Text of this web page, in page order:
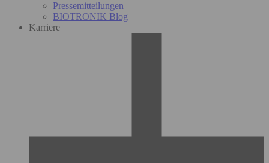
Pressemitteilungen
BIOTRONIK Blog
Karriere